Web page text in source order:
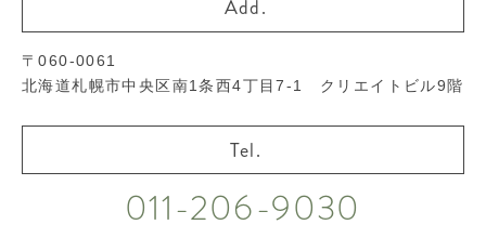
〒060-0061
北海道札幌市中央区南1条西4丁目7-1 クリエイトビル9階
011-206-9030